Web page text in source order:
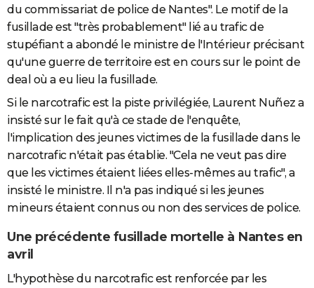
du commissariat de police de Nantes". Le motif de la
fusillade est "très probablement" lié au trafic de
stupéfiant a abondé le ministre de l'Intérieur précisant
qu'une guerre de territoire est en cours sur le point de
deal où a eu lieu la fusillade.
Si le narcotrafic est la piste privilégiée, Laurent Nuñez a
insisté sur le fait qu'à ce stade de l'enquête,
l'implication des jeunes victimes de la fusillade dans le
narcotrafic n'était pas établie. "Cela ne veut pas dire
que les victimes étaient liées elles-mêmes au trafic", a
insisté le ministre. Il n'a pas indiqué si les jeunes
mineurs étaient connus ou non des services de police.
Une précédente fusillade mortelle à Nantes en
avril
L'hypothèse du narcotrafic est renforcée par les